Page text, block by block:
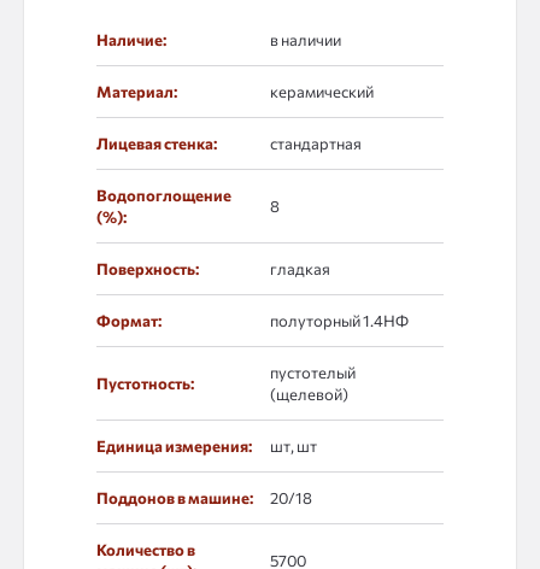
Наличие: в наличии
Материал: керамический
Лицевая стенка: стандартная
Водопоглощение
(%):
8
Поверхность: гладкая
Формат: полуторный 1.4НФ
Пустотность:
пустотелый
(щелевой)
Единица измерения: шт, шт
Поддонов в машине: 20/18
Количество в
5700